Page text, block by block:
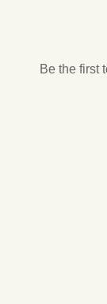
Be the first